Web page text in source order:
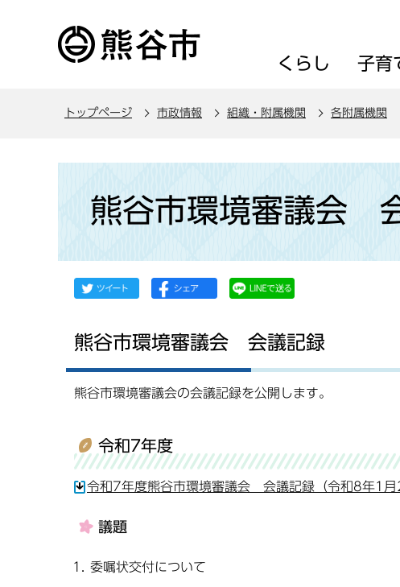
くらし 子育
トップページ 市政情報 組織・附属機関 各附属機関
か
熊谷市環境審議会
熊谷市環境審議会 会議記録
熊谷市環境審議会の会議記録を公開します。
令和7年度
令和7年度熊谷市環境審議会 会議記録（令和8年1月
議題
委嘱状交付について